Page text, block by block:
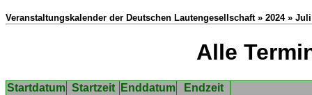
Veranstaltungskalender der Deutschen Lautengesellschaft » 2024 »
Alle
Startdatum Startzeit Enddatum
Endzeit